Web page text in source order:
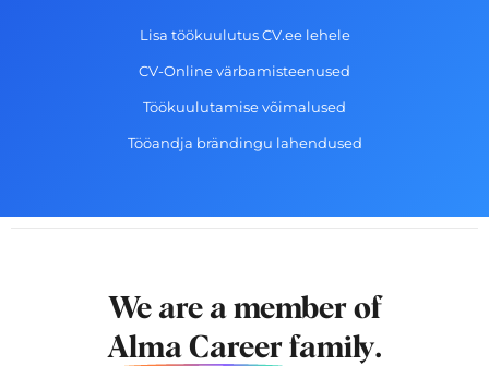
Lisa töökuulutus CV.ee lehele
CV-Online värbamisteenused
Töökuulutamise võimalused
Tööandja brändingu lahendused
We are a member of
Alma Career family.